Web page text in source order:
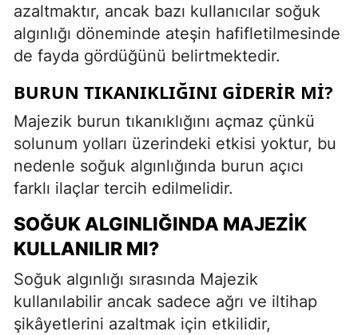
azaltmaktır, ancak bazı kullanıcılar soğuk
algınlığı döneminde ateşin hafifletilmesinde
de fayda gördüğünü belirtmektedir.
BURUN TIKANIKLIĞINI GIDERIR MI?
Majezik burun tıkanıklığını açmaz çünkü
solunum yolları üzerindeki etkisi yoktur, bu
nedenle soğuk algınlığında burun açıcı
farklı ilaçlar tercih edilmelidir.
SOĞUK ALGINLIĞINDA MAJEZIK
KULLANILIR MI?
Soğuk algınlığı sırasında Majezik
kullanılabilir ancak sadece ağrı ve iltihap
şikâyetlerini azaltmak için etkilidir,